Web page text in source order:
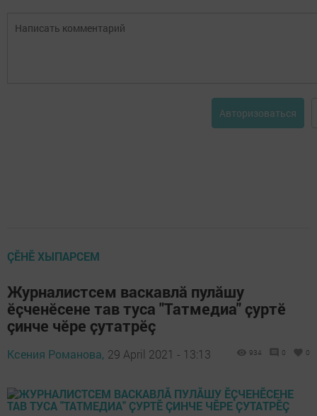
Авторизоваться
ÇӖНӖ ХЫПАРСЕМ
Журналистсем васкавлӑ пулӑшу
ӗҫченӗсене тав туса "Татмедиа" ҫуртӗ
çинче чӗре ҫутатрӗç
Ксения Романова, 29 April 2021 - 13:13 934 0 0